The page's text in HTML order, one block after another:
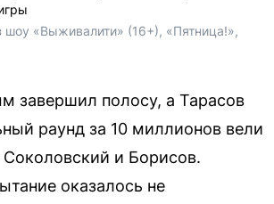
шоу «Выживалити» (16+), «Пятница!»,
завершил полосу, а Тарасов
раунд за 10 миллионов вели
и Борисов.
оказалось не